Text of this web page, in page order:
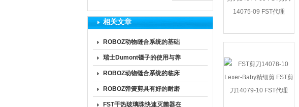
相关文章
ROBOZ动物缝合系统的基础
架构与场景适配特性
瑞士Dumont镊子的使用与养
护的核心要点分享
ROBOZ动物缝合系统的临床
价值：多维赋能兽医外科实践
ROBOZ弹簧剪具有好的耐磨
性和抗腐蚀性
FST干热玻璃珠快速灭菌器在